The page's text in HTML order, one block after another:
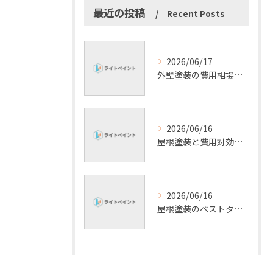
最近の投稿 Recent Posts
2026/06/17
外壁塗装の費用相場や時期選びと耐久性の高い塗料選定ポイント
2026/06/16
屋根塗装と費用対効果を北海道旭川市で高めるための補助金活用と耐寒塗料選びのポイント
2026/06/16
屋根塗装のベストタイミングを北海道旭川市で見極める実践ガイド